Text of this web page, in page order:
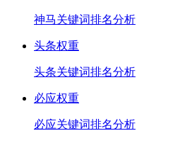
神马关键词排名分析
头条权重
头条关键词排名分析
必应权重
必应关键词排名分析